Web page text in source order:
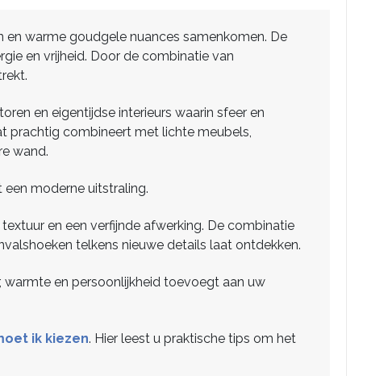
warme goudgele nuances samenkomen. De
en vrijheid. Door de combinatie van
en eigentijdse interieurs waarin sfeer en
prachtig combineert met lichte meubels,
wand.
moderne uitstraling.
en een verfijnde afwerking. De combinatie
telkens nieuwe details laat ontdekken.
warmte en persoonlijkheid toevoegt aan uw
ik kiezen. Hier leest u praktische tips om het